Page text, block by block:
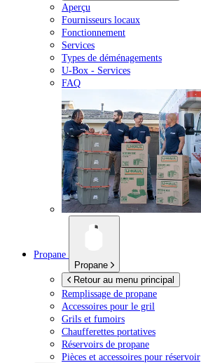
Aperçu
Fournisseurs locaux
Fonctionnement
Services
Types de déménagements
U-Box - Services
FAQ
Propane
Propane
Retour au menu principal
Remplissage de propane
Accessoires pour le gril
Grils et fumoirs
Chaufferettes portatives
Réservoirs de propane
Pièces et accessoires pour réservoir